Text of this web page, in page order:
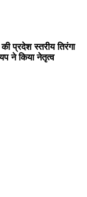
प्रदेश स्तरीय तिरंगा
ने किया नेतृत्व